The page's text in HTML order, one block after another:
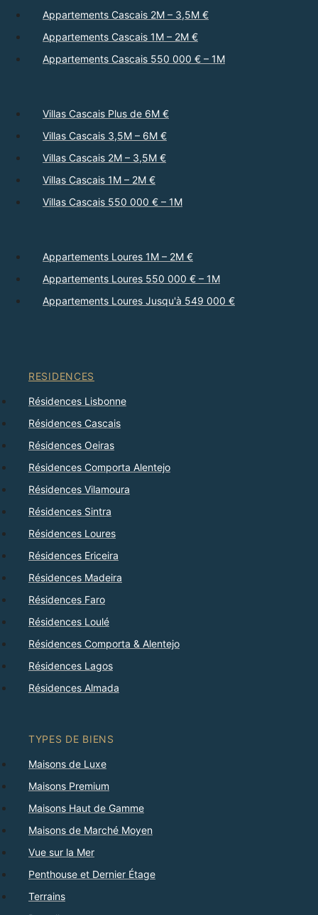
Appartements Cascais 2M – 3,5M €
Appartements Cascais 1M – 2M €
Appartements Cascais 550 000 € – 1M
Villas Cascais Plus de 6M €
Villas Cascais 3,5M – 6M €
Villas Cascais 2M – 3,5M €
Villas Cascais 1M – 2M €
Villas Cascais 550 000 € – 1M
Appartements Loures 1M – 2M €
Appartements Loures 550 000 € – 1M
Appartements Loures Jusqu'à 549 000 €
RESIDENCES
Résidences Lisbonne
Résidences Cascais
Résidences Oeiras
Résidences Comporta Alentejo
Résidences Vilamoura
Résidences Sintra
Résidences Loures
Résidences Ericeira
Résidences Madeira
Résidences Faro
Résidences Loulé
Résidences Comporta & Alentejo
Résidences Lagos
Résidences Almada
TYPES DE BIENS
Maisons de Luxe
Maisons Premium
Maisons Haut de Gamme
Maisons de Marché Moyen
Vue sur la Mer
Penthouse et Dernier Étage
Terrains